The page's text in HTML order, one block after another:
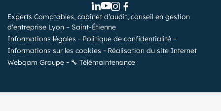
Experts Comptables, cabinet d'audit, conseil en gestion
d'entreprise Lyon – Saint-Étienne
Informations légales
Politique de confidentialité
Informations sur les cookies
Réalisation du site Internet
Webqam Groupe
🔧 Télémaintenance